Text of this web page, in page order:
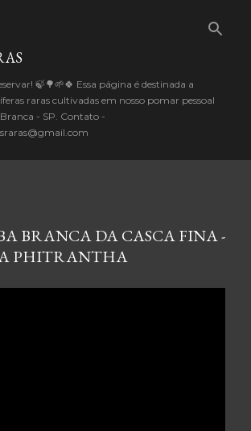
🍃🌳🌱🍀 Essa página é destinada a
raras cultivadas em nosso pomar pessoal
- SP. Contato -
BRANCA DA CASCA FINA -
PHITRANTHA